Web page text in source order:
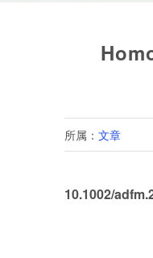
所属： 文章
10.1002/